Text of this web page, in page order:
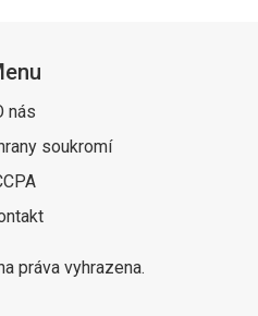
nás
soukromí
práva vyhrazena.